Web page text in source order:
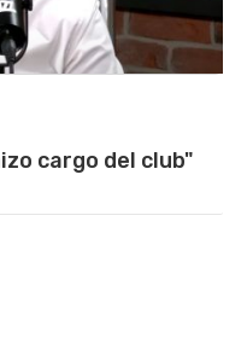
cargo del club"